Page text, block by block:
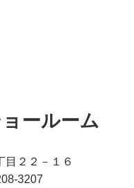
ールーム
目２２－１６
3207